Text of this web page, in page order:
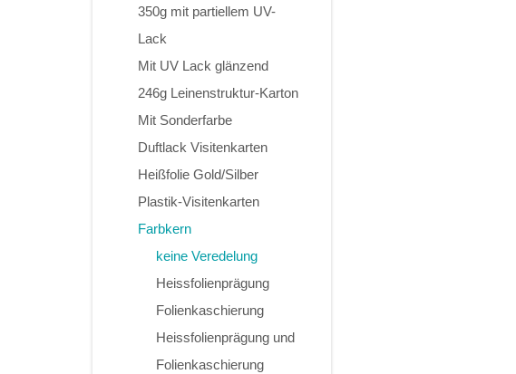
350g mit partiellem UV-
Lack
Mit UV Lack glänzend
246g Leinenstruktur-Karton
Mit Sonderfarbe
Duftlack Visitenkarten
Heißfolie Gold/Silber
Plastik-Visitenkarten
Farbkern
keine Veredelung
Heissfolienprägung
Folienkaschierung
Heissfolienprägung und
Folienkaschierung